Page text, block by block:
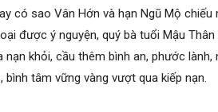
có sao Vân Hớn và hạn Ngũ Mộ
được ý nguyện, quý bà tuổi Mậu
nạn khỏi, cầu thêm bình an, phước
bình tâm vững vàng vượt qua kiếp nạn.